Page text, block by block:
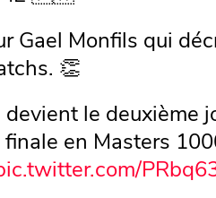
Gael Monfils qui
👏
le deuxième
en Masters